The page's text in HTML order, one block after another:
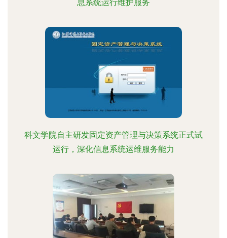
息系统运行维护服务
科文学院自主研发固定资产管理与决策系统正式试
运行，深化信息系统运维服务能力